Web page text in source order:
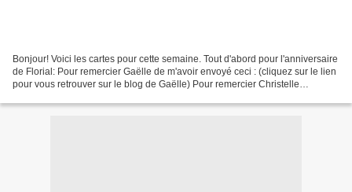
Bonjour! Voici les cartes pour cette semaine. Tout d'abord pour l'anniversaire
de Florial: Pour remercier Gaëlle de m'avoir envoyé ceci : (cliquez sur le lien
pour vous retrouver sur le blog de Gaëlle) Pour remercier Christelle